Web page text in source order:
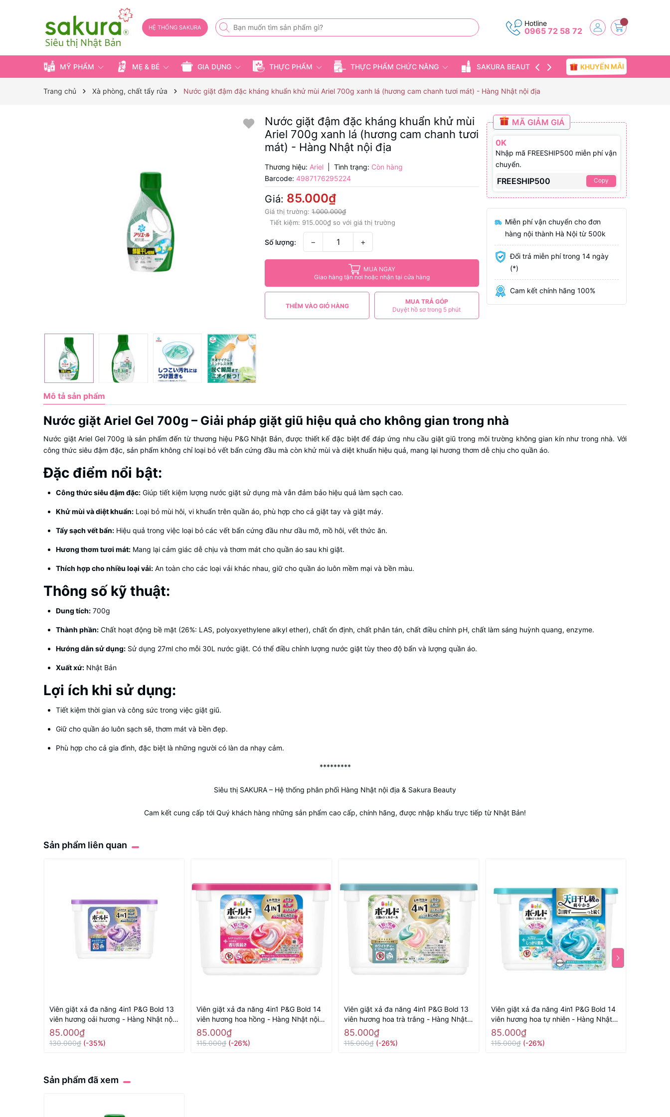
HỆ THỐNG SAKURA Hotline
0965 72 58 72
MỸ PHẨM MẸ & BÉ GIA DỤNG THỰC PHẨM THỰC PHẨM CHỨC NĂNG SAKURA BEAUTY TIN TỨC
KHUYẾN MÃI
Trang chủ Xà phòng, chất tẩy rửa Nước giặt đậm đặc kháng khuẩn khử mùi Ariel 700g xanh lá (hương cam chanh tươi mát) - Hàng Nhật nội địa
Nước giặt đậm đặc kháng khuẩn khử mùi
Ariel 700g xanh lá (hương cam chanh tươi
mát) - Hàng Nhật nội địa
Thương hiệu: Ariel Tình trạng: Còn hàng
Barcode: 4987176295224
Giá: 85.000₫
Giá thị trường:1.000.000₫
Tiết kiệm: 915.000₫ so với giá thị trường
Số lượng: − +
MUA NGAY
Giao hàng tận nơi hoặc nhận tại cửa hàng
THÊM VÀO GIỎ HÀNG
MUA TRẢ GÓP
Duyệt hồ sơ trong 5 phút
MÃ GIẢM GIÁ
0K
Nhập mã FREESHIP500 miễn phí vận
chuyển.
FREESHIP500 Copy
Miễn phí vận chuyển cho đơn
hàng nội thành Hà Nội từ 500k
Đổi trả miễn phí trong 14 ngày
(*)
Cam kết chính hãng 100%
Mô tả sản phẩm
Nước giặt Ariel Gel 700g – Giải pháp giặt giũ hiệu quả cho không gian trong nhà
Nước giặt Ariel Gel 700g là sản phẩm đến từ thương hiệu P&G Nhật Bản, được thiết kế đặc biệt để đáp ứng nhu cầu giặt giũ trong môi trường không gian kín như trong nhà. Với
công thức siêu đậm đặc, sản phẩm không chỉ loại bỏ vết bẩn cứng đầu mà còn khử mùi và diệt khuẩn hiệu quả, mang lại hương thơm dễ chịu cho quần áo.
Đặc điểm nổi bật:
Công thức siêu đậm đặc: Giúp tiết kiệm lượng nước giặt sử dụng mà vẫn đảm bảo hiệu quả làm sạch cao.
Khử mùi và diệt khuẩn: Loại bỏ mùi hôi, vi khuẩn trên quần áo, phù hợp cho cả giặt tay và giặt máy.
Tẩy sạch vết bẩn: Hiệu quả trong việc loại bỏ các vết bẩn cứng đầu như dầu mỡ, mồ hôi, vết thức ăn.
Hương thơm tươi mát: Mang lại cảm giác dễ chịu và thơm mát cho quần áo sau khi giặt.
Thích hợp cho nhiều loại vải: An toàn cho các loại vải khác nhau, giữ cho quần áo luôn mềm mại và bền màu.
Thông số kỹ thuật:
Dung tích: 700g
Thành phần: Chất hoạt động bề mặt (26%: LAS, polyoxyethylene alkyl ether), chất ổn định, chất phân tán, chất điều chỉnh pH, chất làm sáng huỳnh quang, enzyme.
Hướng dẫn sử dụng: Sử dụng 27ml cho mỗi 30L nước giặt. Có thể điều chỉnh lượng nước giặt tùy theo độ bẩn và lượng quần áo.
Xuất xứ: Nhật Bản
Lợi ích khi sử dụng:
Tiết kiệm thời gian và công sức trong việc giặt giũ.
Giữ cho quần áo luôn sạch sẽ, thơm mát và bền đẹp.
Phù hợp cho cả gia đình, đặc biệt là những người có làn da nhạy cảm.
*********
Siêu thị SAKURA – Hệ thống phân phối Hàng Nhật nội địa & Sakura Beauty
Cam kết cung cấp tới Quý khách hàng những sản phẩm cao cấp, chính hãng, được nhập khẩu trực tiếp từ Nhật Bản!
Sản phẩm liên quan
Viên giặt xả đa năng 4in1 P&G Bold 13
viên hương oải hương - Hàng Nhật nội
địa
85.000₫
130.000₫ (-35%)
Viên giặt xả đa năng 4in1 P&G Bold 14
viên hương hoa hồng - Hàng Nhật nội
địa
85.000₫
115.000₫ (-26%)
Viên giặt xả đa năng 4in1 P&G Bold 13
viên hương hoa trà trắng - Hàng Nhật
nội địa
85.000₫
115.000₫ (-26%)
Viên giặt xả đa năng 4in1 P&G Bold 14
viên hương hoa tự nhiên - Hàng Nhật
nội địa
85.000₫
115.000₫ (-26%)
Sản phẩm đã xem